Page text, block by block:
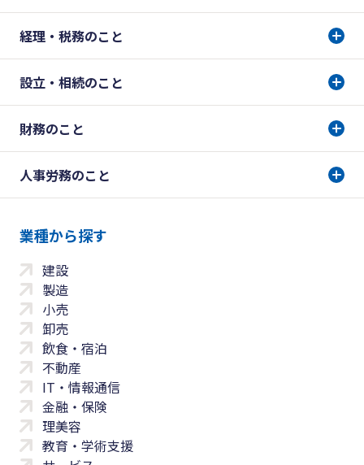
経理・税務のこと
設立・相続のこと
財務のこと
人事労務のこと
業種から探す
建設
製造
小売
卸売
飲食・宿泊
不動産
IT・情報通信
金融・保険
理美容
教育・学術支援